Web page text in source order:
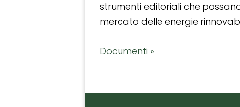
strumenti editoriali che
mercato delle energie
Documenti »